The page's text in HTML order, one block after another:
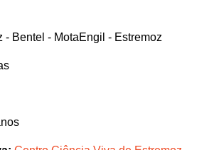
- Bentel - MotaEngil - Estremoz